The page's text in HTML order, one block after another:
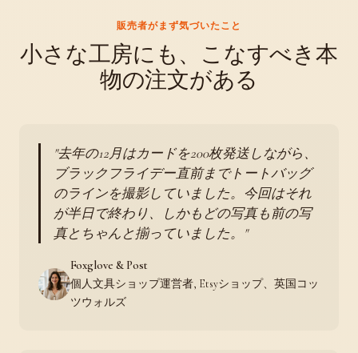
販売者がまず気づいたこと
小さな工房にも、こなすべき本
物の注文がある
去年の12月はカードを200枚発送しながら、
ブラックフライデー直前までトートバッグ
のラインを撮影していました。今回はそれ
が半日で終わり、しかもどの写真も前の写
真とちゃんと揃っていました。
Foxglove & Post
個人文具ショップ運営者, Etsyショップ、英国コッ
ツウォルズ